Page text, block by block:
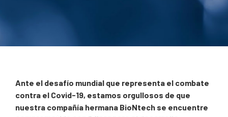
Alianzas para combatir la pandemia por Coronavirus
Ante el desafío mundial que representa el combate
contra el Covid-19, estamos orgullosos de que
nuestra compañía hermana BioNtech se encuentre